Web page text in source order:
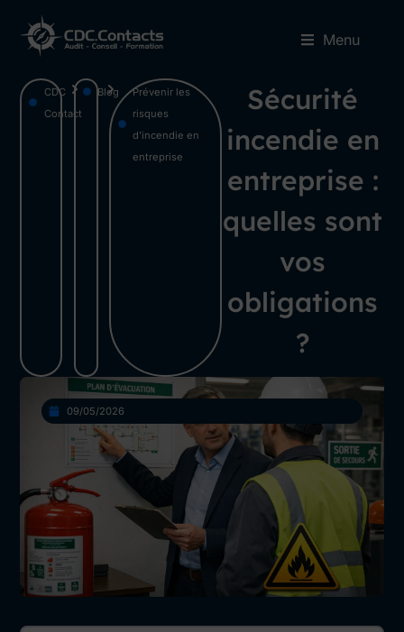
Menu
CDC
Contact
Blog
Prévenir les
risques
d’incendie en
entreprise
Sécurité
incendie en
entreprise :
quelles sont
vos
obligations
?
09/05/2026